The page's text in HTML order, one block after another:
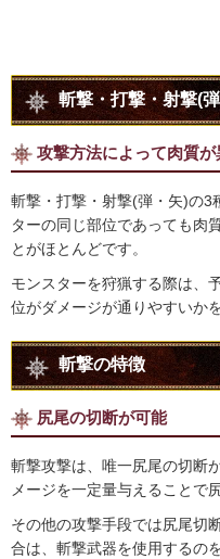
斬撃・打撃・射撃(
攻撃方法によって肉質が
斬撃・打撃・射撃(弾・矢)の3
ターの同じ部位であっても肉
とがほとんどです。
モンスターを狩猟する際は、
位がダメージが通りやすいか
斬撃の特徴
尻尾の切断が可能
斬撃攻撃は、唯一尻尾の切断
メージを一定量与えることで
その他の攻撃手段では尻尾切
合は、斬撃武器を使用するの